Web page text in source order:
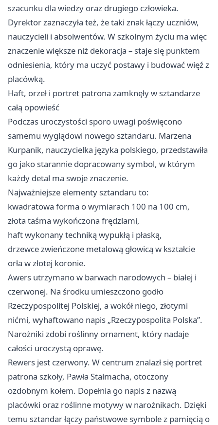
szacunku dla wiedzy oraz drugiego człowieka.
Dyrektor zaznaczyła też, że taki znak łączy uczniów,
nauczycieli i absolwentów. W szkolnym życiu ma więc
znaczenie większe niż dekoracja – staje się punktem
odniesienia, który ma uczyć postawy i budować więź z
placówką.
Haft, orzeł i portret patrona zamknęły w sztandarze
całą opowieść
Podczas uroczystości sporo uwagi poświęcono
samemu wyglądowi nowego sztandaru. Marzena
Kurpanik, nauczycielka języka polskiego, przedstawiła
go jako starannie dopracowany symbol, w którym
każdy detal ma swoje znaczenie.
Najważniejsze elementy sztandaru to:
kwadratowa forma o wymiarach 100 na 100 cm,
złota taśma wykończona frędzlami,
haft wykonany techniką wypukłą i płaską,
drzewce zwieńczone metalową głowicą w kształcie
orła w złotej koronie.
Awers utrzymano w barwach narodowych – białej i
czerwonej. Na środku umieszczono godło
Rzeczypospolitej Polskiej, a wokół niego, złotymi
nićmi, wyhaftowano napis „Rzeczypospolita Polska”.
Narożniki zdobi roślinny ornament, który nadaje
całości uroczystą oprawę.
Rewers jest czerwony. W centrum znalazł się portret
patrona szkoły, Pawła Stalmacha, otoczony
ozdobnym kołem. Dopełnia go napis z nazwą
placówki oraz roślinne motywy w narożnikach. Dzięki
temu sztandar łączy państwowe symbole z pamięcią o